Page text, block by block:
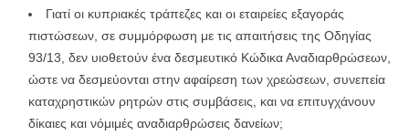
Γιατί οι κυπριακές τράπεζες και οι εταιρείες εξαγοράς
πιστώσεων, σε συμμόρφωση με τις απαιτήσεις της Οδηγίας
93/13, δεν υιοθετούν ένα δεσμευτικό Κώδικα Αναδιαρθρώσεων,
ώστε να δεσμεύονται στην αφαίρεση των χρεώσεων, συνεπεία
καταχρηστικών ρητρών στις συμβάσεις, και να επιτυγχάνουν
δίκαιες και νόμιμές αναδιαρθρώσεις δανείων;